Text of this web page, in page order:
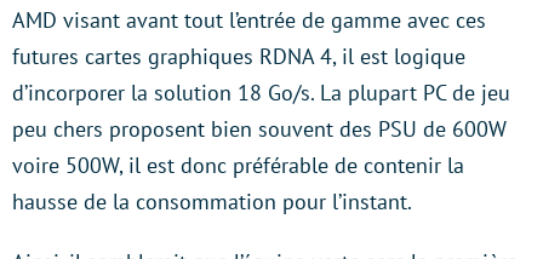
AMD visant avant tout l’entrée de gamme avec ces
futures cartes graphiques RDNA 4, il est logique
d’incorporer la solution 18 Go/s. La plupart PC de jeu
peu chers proposent bien souvent des PSU de 600W
voire 500W, il est donc préférable de contenir la
hausse de la consommation pour l’instant.